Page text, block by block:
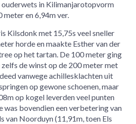
ouderwets in Kilimanjarotopvorm
meter en 6,94m ver.
Kilsdonk met 15,75s veel sneller
horde en maakte Esther van der
op het tartan. De 100 meter ging
zelfs de winst op de 200 meter met
vanwege achillesklachten uit
op gewone schoenen, maar
op kogel leverden veel punten
was bovendien een verbetering van
van Noorduyn (11,91m, toen Els